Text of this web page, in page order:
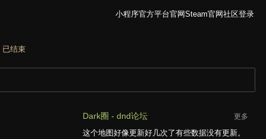
小程序官方平台官网Steam官网社区登录
已结束
Dark圈 - dnd论坛 更多
这个地图好像更新好几次了有些数据没有更新。